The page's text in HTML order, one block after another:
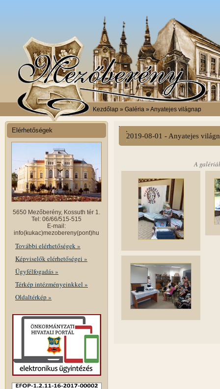
Kezdőlap » Galéria » Anyatejes világnap
Elérhetőségek
5650 Mezőberény, Kossuth tér 1.
Tel: 06/66/515-515
E-mail:
info(kukac)mezobereny(pont)hu
További elérhetőségek »
Képviselők elérhetőségei »
Ügyfélfogadás »
Térkép intézményeinkkel »
Oldaltérkép »
2019-08-01 - Anyatejes
A